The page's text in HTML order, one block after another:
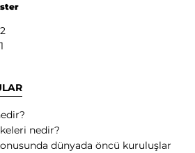
nedir?
dünyada öncü kuruluşlar